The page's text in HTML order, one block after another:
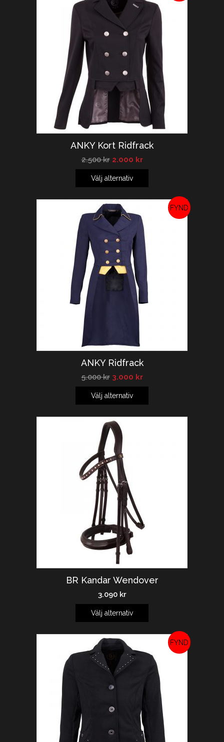
ANKY Kort Ridfrack
2.500kr 2.000 kr
Välj alternativ
ANKY Ridfrack
5.000kr 3.000 kr
Välj alternativ
BR Kandar Wendover
3.090 kr
Välj alternativ